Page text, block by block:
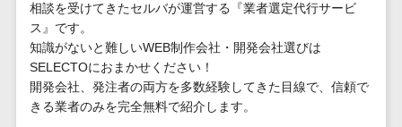
サンドボックス>
委託先管理サービス> WAF>
URLフィルタリング>
エンドポイントセキュリティ
AI自動電話応
答
コールセンタ
ー音声認識
カスタマーサ
相談を受けてきたセルバが運営する『業者選定代行サービ
ス』です。
知識がないと難しいWEB制作会社・開発会社選びは
SELECTOにおまかせください！
開発会社、発注者の両方を多数経験してきた目線で、信頼で
きる業者のみを完全無料で紹介します。